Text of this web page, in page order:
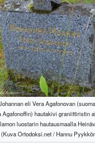
eli Vera Agafonovan
Agafonoffin) hautakivi graniittiristin
luostarin hautausmaalla
(Kuva Ortodoksi.net / Hannu